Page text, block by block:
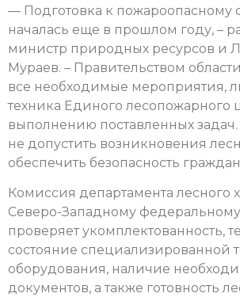
— Подготовка к пожароопасному
началась еще в прошлом году, –
министр природных ресурсов и
Мураев. – Правительством
все необходимые мероприятия,
техника Единого лесопожарного
выполнению поставленных
не допустить возникновения
обеспечить безопасность
Комиссия департамента лесного
Северо-Западному федеральному
проверяет укомплектованность,
состояние специализированной
оборудования, наличие
документов, а также готовность